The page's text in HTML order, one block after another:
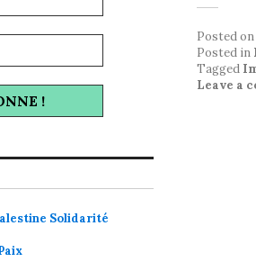
Posted on
Posted in
Tagged
Leave a
Solidarité